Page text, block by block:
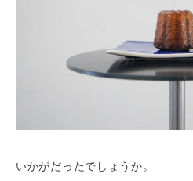
いかがだったでしょうか。